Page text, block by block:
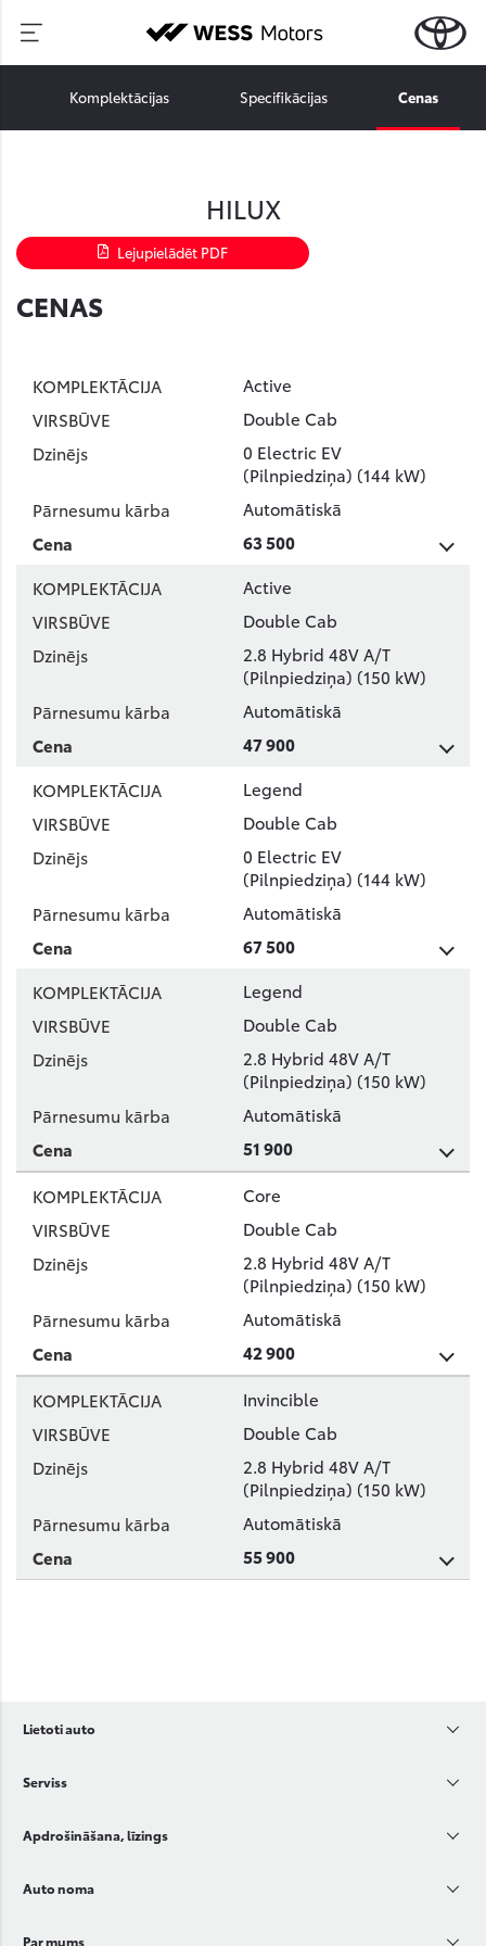
Komplektācijas Specifikācijas Cenas
HILUX
Lejupielādēt PDF
CENAS
Active
Double Cab
0 Electric EV
(Pilnpiedziņa) (144 kW)
Automātiskā
63 500
Active
Double Cab
2.8 Hybrid 48V A/T
(Pilnpiedziņa) (150 kW)
Automātiskā
47 900
Legend
Double Cab
0 Electric EV
(Pilnpiedziņa) (144 kW)
Automātiskā
67 500
Legend
Double Cab
2.8 Hybrid 48V A/T
(Pilnpiedziņa) (150 kW)
Automātiskā
51 900
Core
Double Cab
2.8 Hybrid 48V A/T
(Pilnpiedziņa) (150 kW)
Automātiskā
42 900
Invincible
Double Cab
2.8 Hybrid 48V A/T
(Pilnpiedziņa) (150 kW)
Automātiskā
55 900
Lietoti auto
Serviss
Apdrošināšana, līzings
Auto noma
Par mums